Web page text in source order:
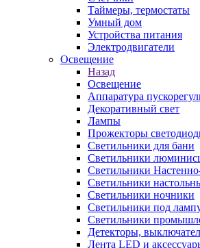
Таймеры, термостаты
Умный дом
Устройства питания
Электродвигатели
Освещение
Назад
Освещение
Аппаратура
Декоративный свет
Лампы
Прожекторы
Светильники для бани
Светильники
Светильники
Светильники
Светильники ночники
Светильники под
Светильники
Детекторы,
Лента LED и